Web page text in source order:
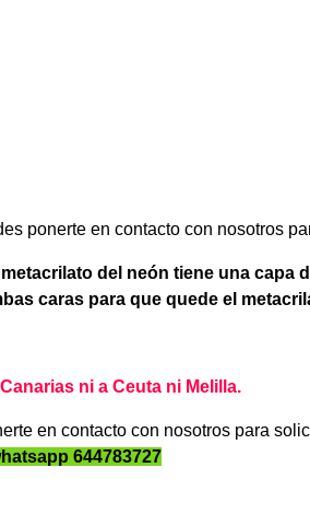
ponerte en contacto con nosotros
del neón tiene una
caras para que quede el
ni a Ceuta ni Melilla.
en contacto con nosotros para
644783727